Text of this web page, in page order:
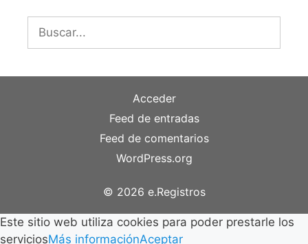
Buscar:
Acceder
Feed de entradas
Feed de comentarios
WordPress.org
© 2026 e.Registros
Este sitio web utiliza cookies para poder prestarle los
serviciosMás informaciónAceptar